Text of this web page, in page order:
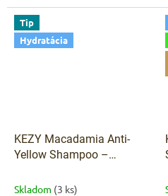
obsahu kokosovej vody a
ochranného komplexu Shiny
Shieldex chráni vlasy pred...
Tip
Hydratácia
KEZY Macadamia Anti-
Yellow Shampoo –
blond vlasy 375 ml
Skladom (3 ks)